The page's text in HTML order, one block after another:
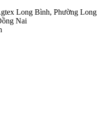
Long Bình, Phường Long
Nai